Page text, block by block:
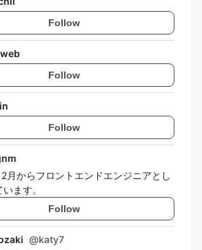
Follow
Follow
Follow
月からフロントエンドエンジニアとし
ます。
Follow
@katy7